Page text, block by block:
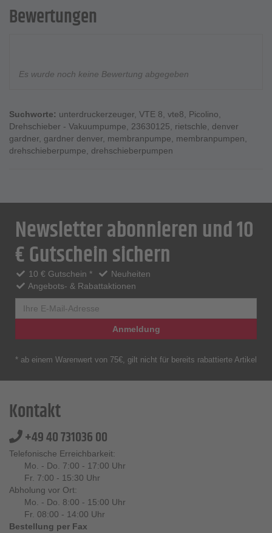
Bewertungen
Es wurde noch keine Bewertung abgegeben
Suchworte: unterdruckerzeuger, VTE 8, vte8, Picolino,
Drehschieber - Vakuumpumpe, 23630125, rietschle, denver
gardner, gardner denver, membranpumpe, membranpumpen,
drehschieberpumpe, drehschieberpumpen
Newsletter abonnieren und 10
€ Gutschein sichern
10 € Gutschein *
Neuheiten
Angebots- & Rabattaktionen
Anmeldung
* ab einem Warenwert von 75€, gilt nicht für bereits rabattierte Artikel
Kontakt
+49 40 731036 00
Telefonische Erreichbarkeit:
Mo. - Do. 7:00 - 17:00 Uhr
Fr. 7:00 - 15:30 Uhr
Abholung vor Ort:
Mo. - Do. 8:00 - 15:00 Uhr
Fr. 08:00 - 14:00 Uhr
Bestellung per Fax